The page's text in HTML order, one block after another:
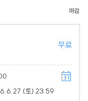
무료
(토) 23:59